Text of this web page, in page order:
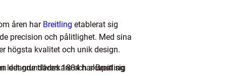
åren har Breitling etablerat sig
precision och pålitlighet. Med sina
högsta kvalitet och unik design.